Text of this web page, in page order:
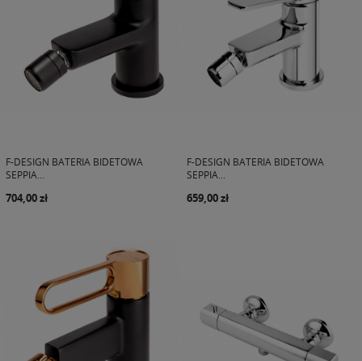
F-DESIGN BATERIA BIDETOWA
SEPPIA...
704,00 zł
F-DESIGN BATERIA BIDETOWA
SEPPIA...
659,00 zł